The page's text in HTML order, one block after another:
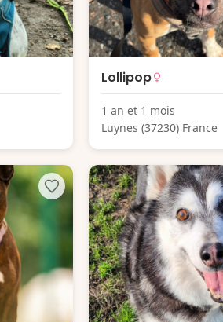
Lollipop
1 an et 1 mois
Luynes (37230) France